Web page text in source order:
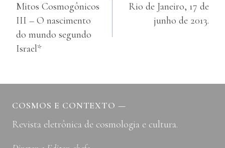
de
Post
Mitos Cosmogônicos
III – O nascimento
do mundo segundo
Israel*
Rio de Janeiro, 17 de
junho de 2013.
COSMOS E CONTEXTO—
Revista eletrônica de cosmologia e cultura.